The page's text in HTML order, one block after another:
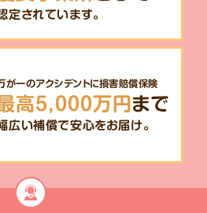
定されています。
が一のアクシデントに損害賠償保険
高5,000万円まで
広い補償で安心をお届け。